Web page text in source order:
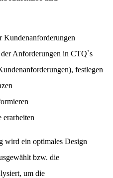
Kundenanforderungen
Anforderungen in CTQ`s
festlegen
erarbeiten
wird ein optimales Design
bzw. die
um die